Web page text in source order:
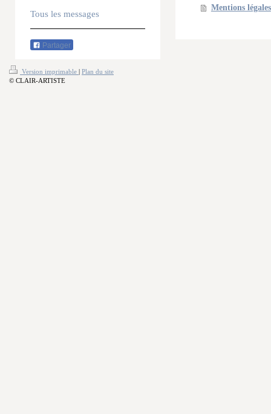
Tous les messages
Partager
Mentions légales
Version imprimable | Plan du site
© CLAIR-ARTISTE